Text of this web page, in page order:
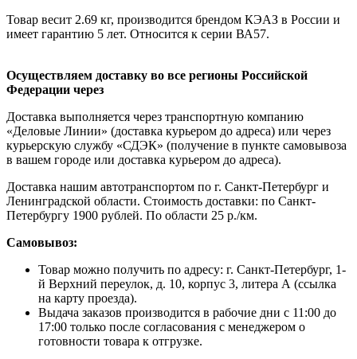
Товар весит 2.69 кг, производится брендом КЭАЗ в России и
имеет гарантию 5 лет. Относится к серии ВА57.
Осуществляем доставку во все регионы Российской
Федерации через
Доставка выполняется через транспортную компанию
«Деловые Линии» (доставка курьером до адреса) или через
курьерскую службу «СДЭК» (получение в пункте самовывоза
в вашем городе или доставка курьером до адреса).
Доставка нашим автотранспортом по г. Санкт-Петербург и
Ленинградской области. Стоимость доставки: по Санкт-
Петербургу 1900 рублей. По области 25 р./км.
Самовывоз:
Товар можно получить по адресу: г. Санкт-Петербург, 1-
й Верхний переулок, д. 10, корпус 3, литера А (ссылка
на карту проезда).
Выдача заказов производится в рабочие дни с 11:00 до
17:00 только после согласования с менеджером о
готовности товара к отгрузке.